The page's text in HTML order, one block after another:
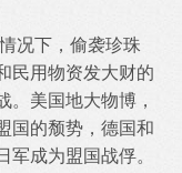
况下，偷袭珍珠
民用物资发大财的
。美国地大物博，
国的颓势，德国和
军成为盟国战俘。